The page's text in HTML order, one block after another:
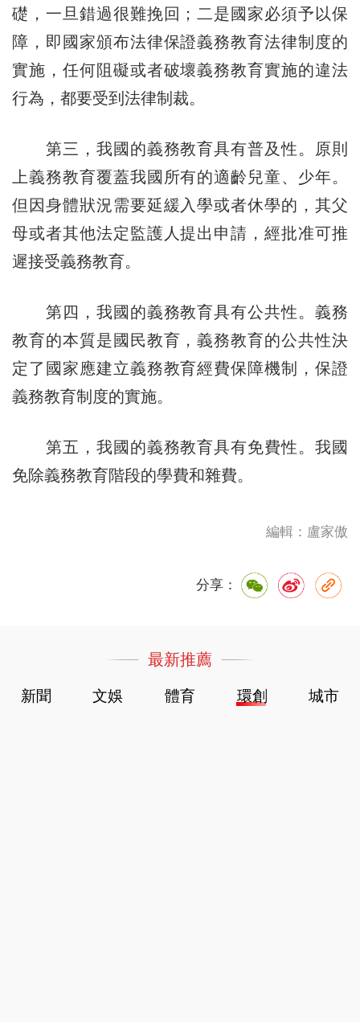
礎，一旦錯過很難挽回；二是國家必須予以保
障，即國家頒布法律保證義務教育法律制度的
實施，任何阻礙或者破壞義務教育實施的違法
行為，都要受到法律制裁。
第三，我國的義務教育具有普及性。原則
上義務教育覆蓋我國所有的適齡兒童、少年。
但因身體狀況需要延緩入學或者休學的，其父
母或者其他法定監護人提出申請，經批准可推
遲接受義務教育。
第四，我國的義務教育具有公共性。義務
教育的本質是國民教育，義務教育的公共性決
定了國家應建立義務教育經費保障機制，保證
義務教育制度的實施。
第五，我國的義務教育具有免費性。我國
免除義務教育階段的學費和雜費。
編輯：盧家傲
分享：
最新推薦
新聞 文娛 體育 環創 城市